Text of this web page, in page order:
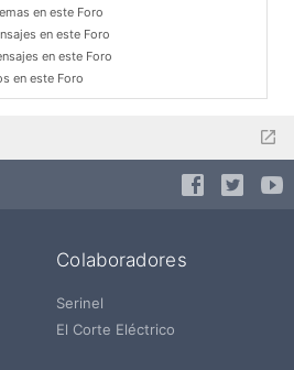
en este Foro
en este Foro
en este Foro
en este Foro
Colaboradores
Serinel
El Corte Eléctrico